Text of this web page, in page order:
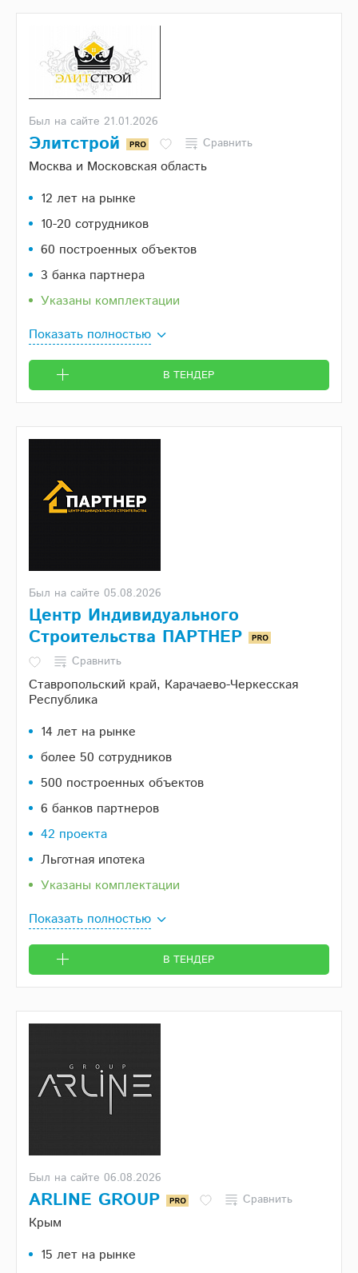
Был на сайте 21.01.2026
Элитстрой Сравнить
Москва и Московская область
12 лет на рынке
10-20 сотрудников
60 построенных объектов
3 банка партнера
Указаны комплектации
Показать полностью
В ТЕНДЕР
Был на сайте 05.08.2026
Центр Индивидуального
Строительства ПАРТНЕР
Сравнить
Ставропольский край, Карачаево-Черкесская
Республика
14 лет на рынке
более 50 сотрудников
500 построенных объектов
6 банков партнеров
42 проекта
Льготная ипотека
Указаны комплектации
Показать полностью
В ТЕНДЕР
Был на сайте 06.08.2026
ARLINE GROUP Сравнить
Крым
15 лет на рынке